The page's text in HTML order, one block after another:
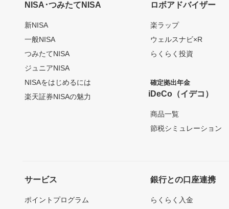
NISA･つみたてNISA
新NISA
一般NISA
つみたてNISA
ジュニアNISA
NISAをはじめるには
楽天証券NISAの魅力
ロボアドバイザー
楽ラップ
ウェルスナビ×R
らくらく投資
確定拠出年金
iDeCo（イデコ）
商品一覧
節税シミュレーション
サービス
ポイントプログラム
銀行との口座連携
らくらく入金